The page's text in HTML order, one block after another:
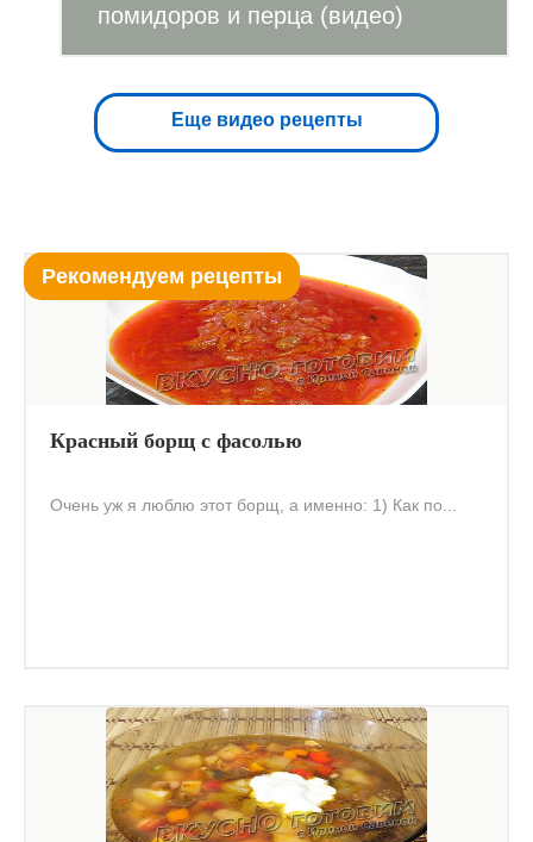
помидоров и перца (видео)
Еще видео рецепты
Рекомендуем рецепты
Красный борщ с фасолью
Очень уж я люблю этот борщ, а именно: 1) Как по...